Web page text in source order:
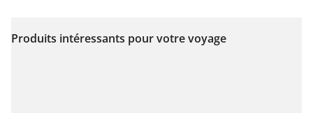
Voir sur la carte
Produits intéressants pour votre voyage